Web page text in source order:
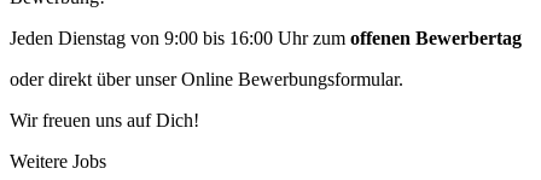
Jeden Dienstag von 9:00 bis 16:00 Uhr zum offenen Bewerbertag
oder direkt über unser Online Bewerbungsformular.
Wir freuen uns auf Dich!
Weitere Jobs